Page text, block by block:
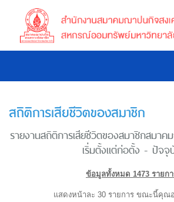
สถิติการเสียชีวิตของสมาชิก
รายงานสถิติการเสียชีวิตของสมาชิกสมาค
เริ่มตั้งแต่ก่อตั้ง - ปัจจุ
ข้อมูลทั้งหมด 1473 รายก
แสดงหน้าละ 30 รายการ ขณะนี้คุณ